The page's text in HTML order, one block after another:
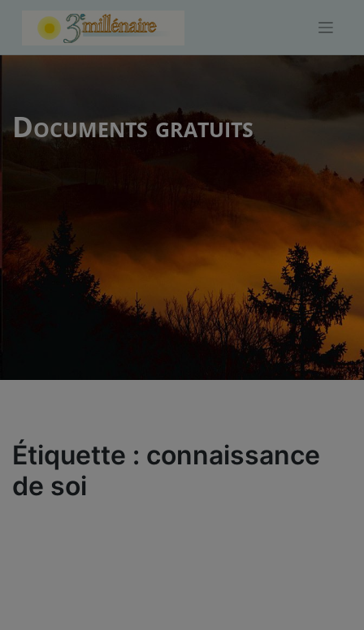
Documents gratuits
Étiquette : connaissance
de soi